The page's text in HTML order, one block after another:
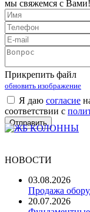
мы свяжемся с Вами!
Прикрепить файл
обновить изображение
Я даю согласие
соответствии с
НОВОСТИ
03.08.2026
Продажа
20.07.2026